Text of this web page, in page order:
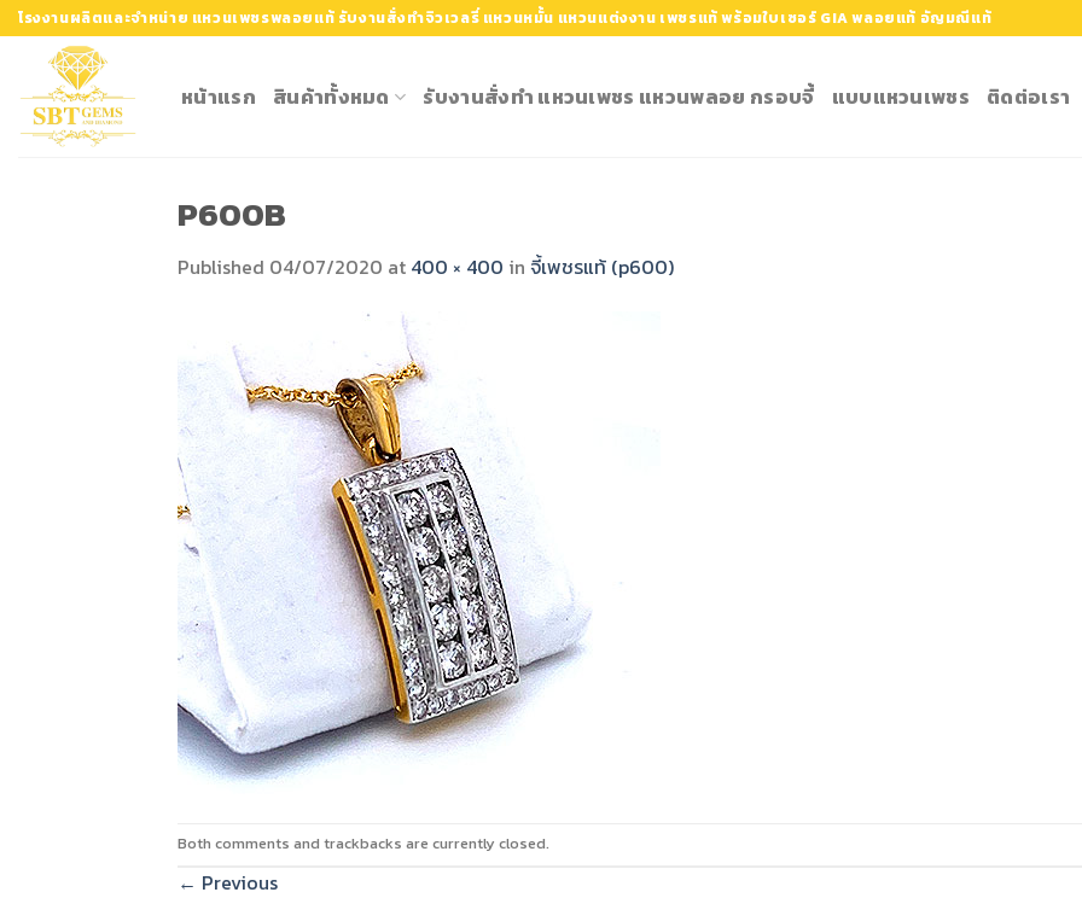
Skip
to
content
โรงงานผลิตและจำหน่าย แหวนเพชรพลอยแท้ รับงานสั่งทำจิวเวลรี่ แหวนหมั้น แหวนแต่งงาน เพชรแท้ พร้อมใบเซอร์ GIA พลอยแท้ อัญมณีแท้
หน้าแรก สินค้าทั้งหมด รับงานสั่งทำ แหวนเพชร แหวนพลอย กรอบจี้ แบบแหวนเพชร ติดต่อเรา
P600B
Published 04/07/2020 at 400 × 400 in จี้เพชรแท้ (p600)
Both comments and trackbacks are currently closed.
← Previous